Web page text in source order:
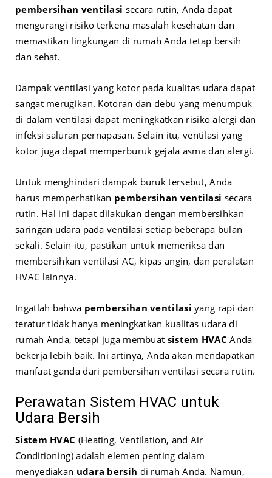
pembersihan ventilasi secara rutin, Anda dapat
mengurangi risiko terkena masalah kesehatan dan
memastikan lingkungan di rumah Anda tetap bersih
dan sehat.
Dampak ventilasi yang kotor pada kualitas udara dapat
sangat merugikan. Kotoran dan debu yang menumpuk
di dalam ventilasi dapat meningkatkan risiko alergi dan
infeksi saluran pernapasan. Selain itu, ventilasi yang
kotor juga dapat memperburuk gejala asma dan alergi.
Untuk menghindari dampak buruk tersebut, Anda
harus memperhatikan pembersihan ventilasi secara
rutin. Hal ini dapat dilakukan dengan membersihkan
saringan udara pada ventilasi setiap beberapa bulan
sekali. Selain itu, pastikan untuk memeriksa dan
membersihkan ventilasi AC, kipas angin, dan peralatan
HVAC lainnya.
Ingatlah bahwa pembersihan ventilasi yang rapi dan
teratur tidak hanya meningkatkan kualitas udara di
rumah Anda, tetapi juga membuat sistem HVAC Anda
bekerja lebih baik. Ini artinya, Anda akan mendapatkan
manfaat ganda dari pembersihan ventilasi secara rutin.
Perawatan Sistem HVAC untuk
Udara Bersih
Sistem HVAC (Heating, Ventilation, and Air
Conditioning) adalah elemen penting dalam
menyediakan udara bersih di rumah Anda. Namun,